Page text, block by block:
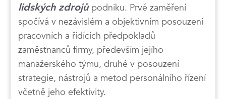
lidských zdrojů podniku. Prvé zaměření
spočívá v nezávislém a objektivním posouzení
pracovních a řídících předpokladů
zaměstnanců firmy, především jejího
manažerského týmu, druhé v posouzení
strategie, nástrojů a metod personálního řízení
včetně jeho efektivity.